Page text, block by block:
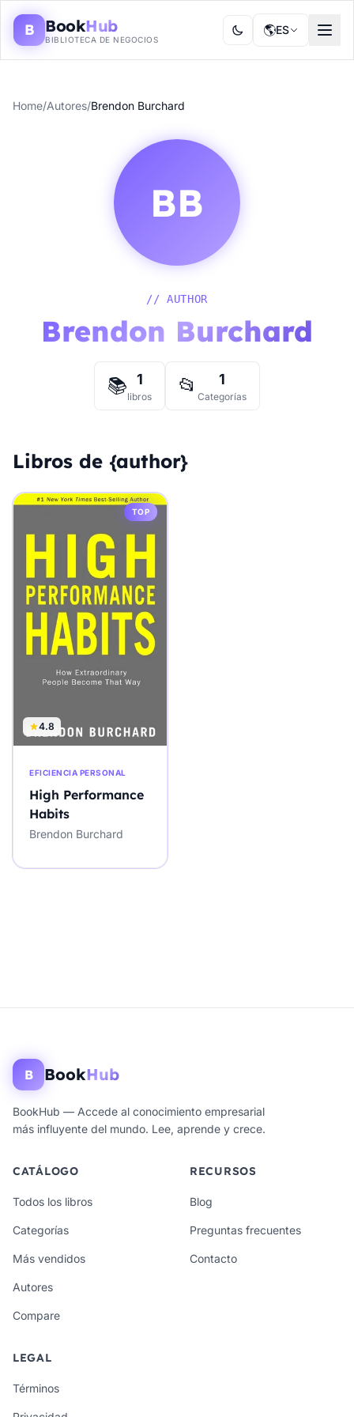
B BookHub
BIBLIOTECA DE NEGOCIOS
🌎ES
Home/Autores/Brendon Burchard
BB
// AUTHOR
Brendon Burchard
📚 1
libros 📂 1
Categorías
Libros de {author}
TOP
4.8
EFICIENCIA PERSONAL
High Performance
Habits
Brendon Burchard
B BookHub
BookHub — Accede al conocimiento empresarial
más influyente del mundo. Lee, aprende y crece.
CATÁLOGO
Todos los libros
Categorías
Más vendidos
Autores
Compare
RECURSOS
Blog
Preguntas frecuentes
Contacto
LEGAL
Términos